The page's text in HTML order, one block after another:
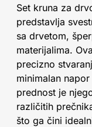
Set kruna za
predstavlja
sa drvetom,
materijalima.
precizno
minimalan
prednost je
različitih
što ga čini